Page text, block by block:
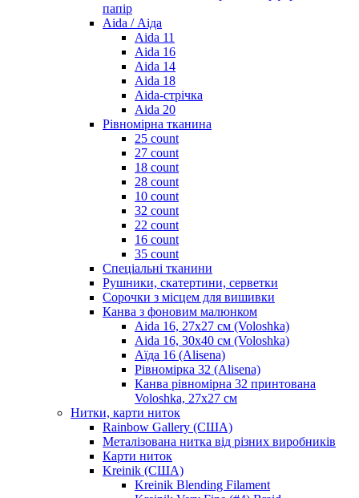
папір
Aida / Аіда
Aida 11
Aida 16
Aida 14
Aida 18
Aida-стрічка
Aida 20
Рівномірна тканина
25 count
27 count
18 count
28 count
10 count
32 count
22 count
16 count
35 count
Спеціальні тканини
Рушники, скатертини, серветки
Сорочки з місцем для вишивки
Канва з фоновим малюнком
Aida 16, 27х27 см (Voloshka)
Aida 16, 30х40 см (Voloshka)
Аїда 16 (Alisena)
Рівномірка 32 (Alisena)
Канва рівномірна 32 принтована
Voloshka, 27х27 см
Нитки, карти ниток
Rainbow Gallery (США)
Металізована нитка від різних виробників
Карти ниток
Kreinik (США)
Kreinik Blending Filament